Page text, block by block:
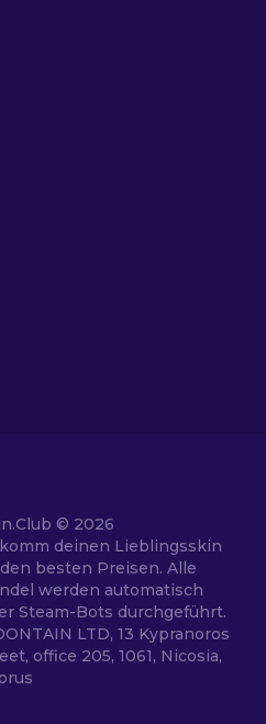
© 2026
deinen Lieblingsskin
besten Preisen. Alle
werden automatisch
Steam-Bots durchgeführt.
LTD, 13 Kypranoros
office 205, 1061, Nicosia,